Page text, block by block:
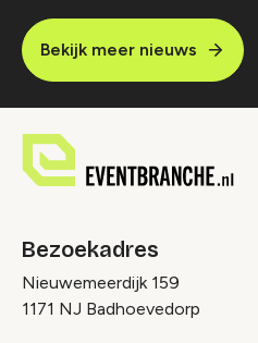
Bekijk meer nieuws
Bezoekadres
Nieuwemeerdijk 159
1171 NJ Badhoevedorp